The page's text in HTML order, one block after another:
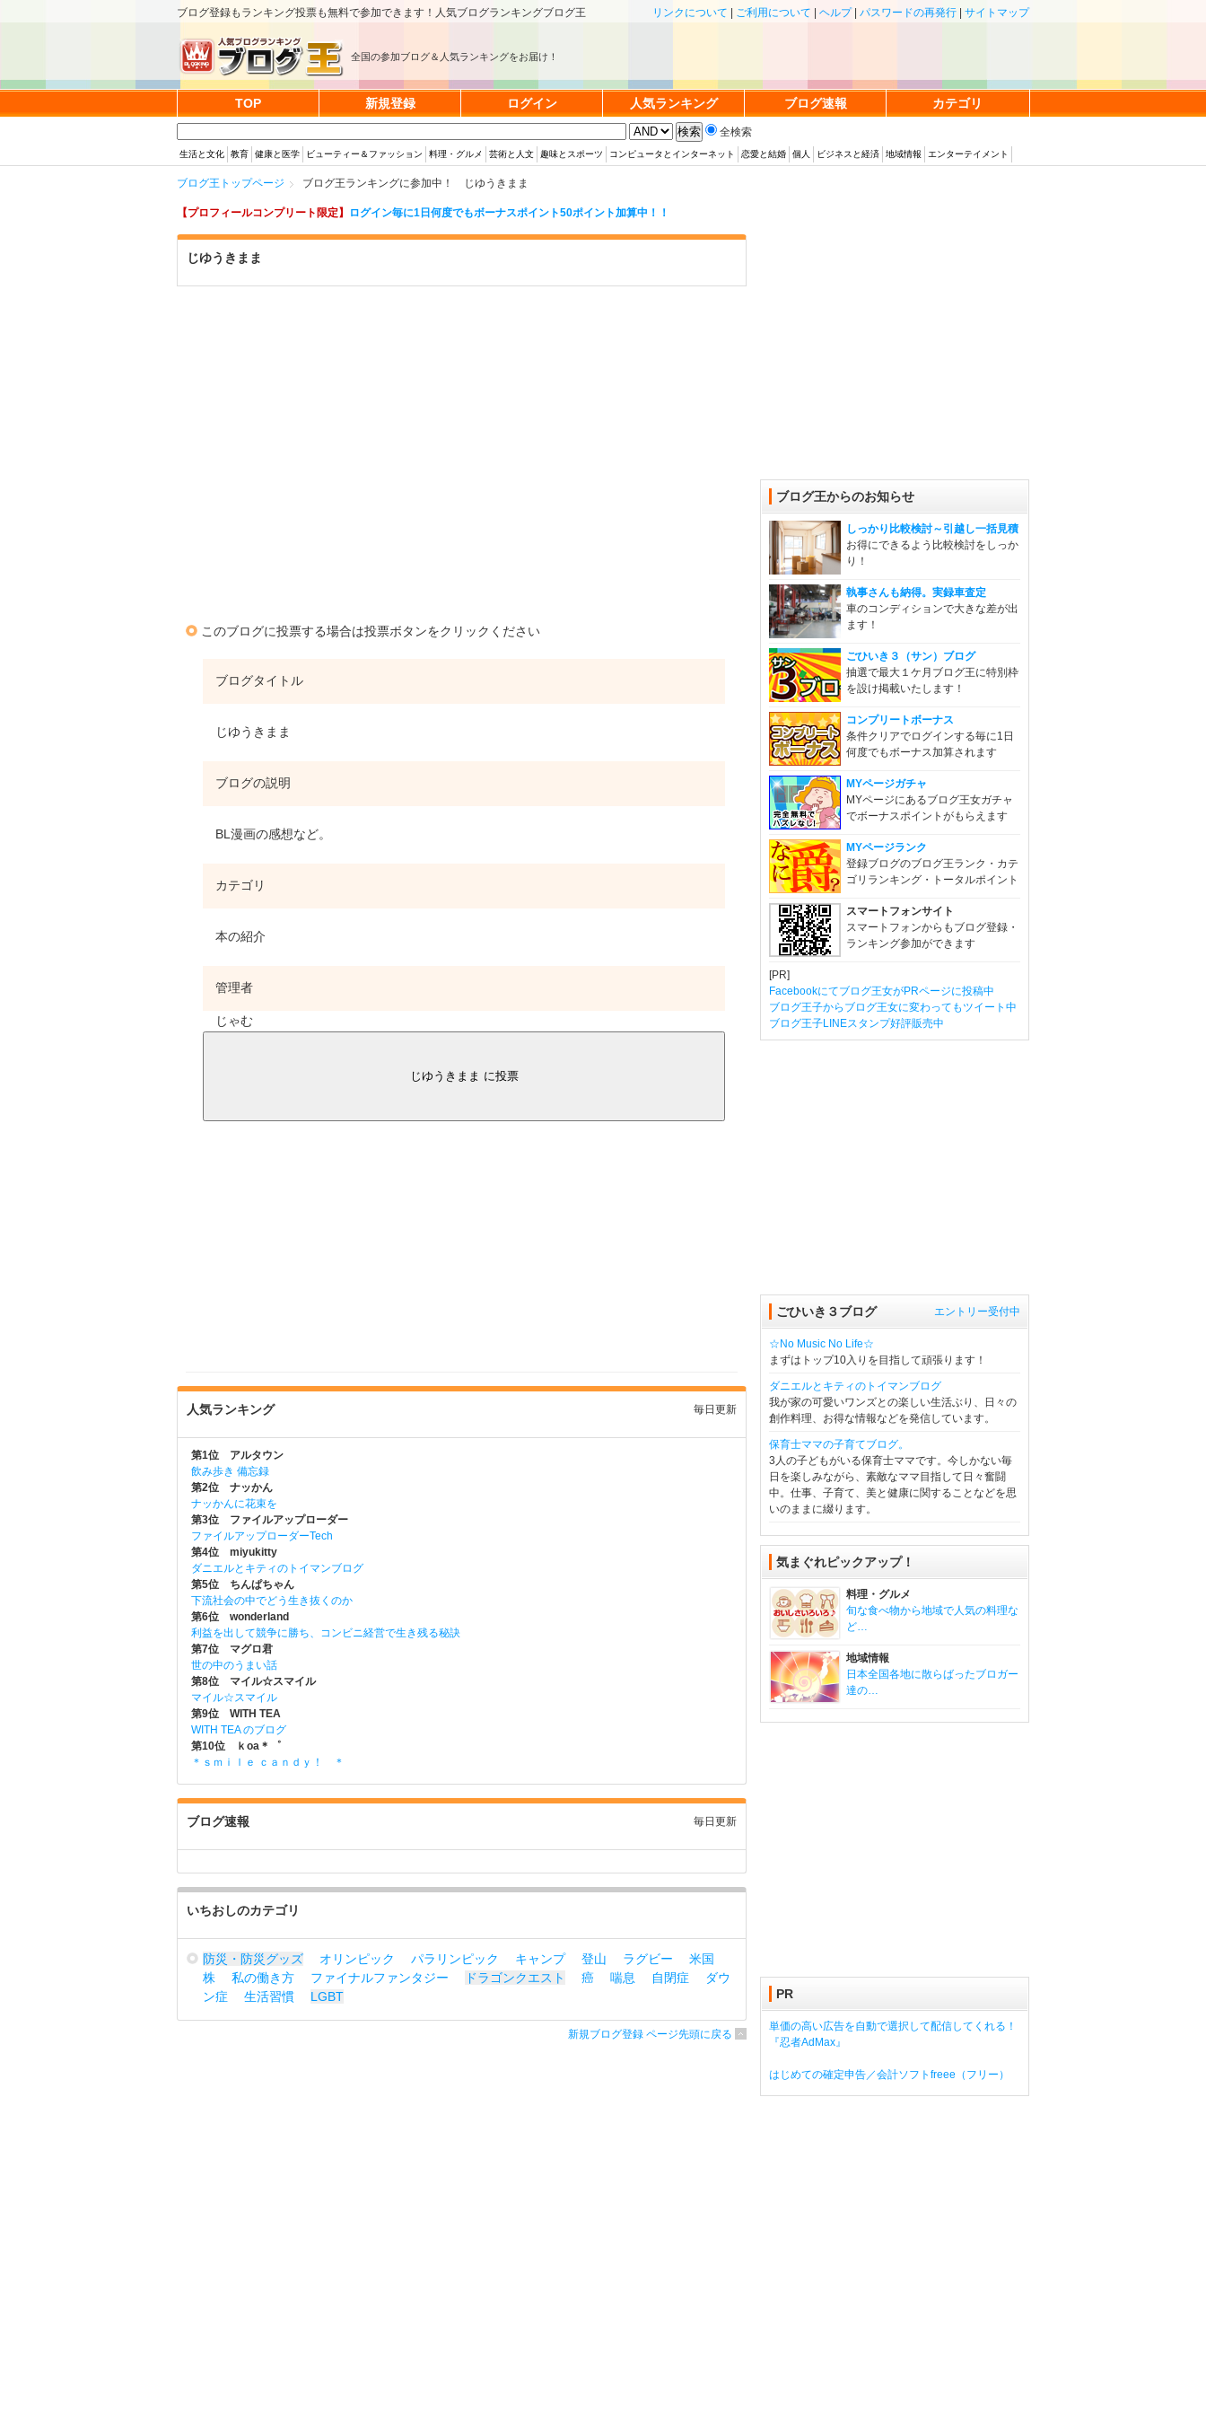
ブログ登録もランキング投票も無料で参加できます！人気ブログランキングブログ王 リンクについて ご利用について ヘルプ| パスワードの再発行 サイトマップ
全国の参加ブログ＆人気ランキングをお届け！
TOP 新規登録 ログイン 人気ランキング ブログ速報 カテゴリ
全検索
生活と文化 教育 健康と医学 ビューティー＆ファッション 料理・グルメ 芸術と人文 趣味とスポーツ コンピュータとインターネット 恋愛と結婚 個人 ビジネスと経済 地域情報 エンターテイメント
ブログ王トップページ ブログ王ランキングに参加中！ じゆうきまま
【プロフィールコンプリート限定】 ログイン毎に1日何度でもボーナスポイント50ポイント加算中！！
じゆうきまま
このブログに投票する場合は投票ボタンをクリックください
ブログタイトル
じゆうきまま
ブログの説明
BL漫画の感想など。
カテゴリ
本の紹介
管理者
じゃむ
人気ランキング 毎日更新
第1位 アルタウン
飲み歩き 備忘録
第2位 ナッかん
ナッかんに花束を
第3位 ファイルアップローダー
ファイルアップローダーTech
第4位 miyukitty
ダニエルとキティのトイマンブログ
第5位 ちんぱちゃん
下流社会の中でどう生き抜くのか
第6位 wonderland
利益を出して競争に勝ち、コンビニ経営で生き残る秘訣
第7位 マグロ君
世の中のうまい話
第8位 マイル☆スマイル
マイル☆スマイル
第9位 WITH TEA
WITH TEA のブログ
第10位 ｋoa＊゜
＊ｓｍｉｌｅ ｃａｎｄｙ！ ＊
ブログ速報 毎日更新
いちおしのカテゴリ
防災・防災グッズ オリンピック パラリンピック キャンプ 登山 ラグビー
米国
株
私の働き方 ファイナルファンタジー ドラゴンクエスト 癌 喘息 自閉症
ダウ
ン症
生活習慣 LGBT
新規ブログ登録 ページ先頭に戻る
ブログ王からのお知らせ
しっかり比較検討～引越し一括見積
お得にできるよう比較検討をしっか
り！
執事さんも納得。実録車査定
車のコンディションで大きな差が出
ます！
ごひいき３（サン）ブログ
抽選で最大１ケ月ブログ王に特別枠
を設け掲載いたします！
コンプリートボーナス
条件クリアでログインする毎に1日
何度でもボーナス加算されます
MYページガチャ
MYページにあるブログ王女ガチャ
でボーナスポイントがもらえます
MYページランク
登録ブログのブログ王ランク・カテ
ゴリランキング・トータルポイント
スマートフォンサイト
スマートフォンからもブログ登録・
ランキング参加ができます
[PR]
Facebookにてブログ王女がPRページに投稿中
ブログ王子からブログ王女に変わってもツイート中
ブログ王子LINEスタンプ好評販売中
エントリー受付中
ごひいき３ブログ
☆No Music No Life☆
まずはトップ10入りを目指して頑張ります！
ダニエルとキティのトイマンブログ
我が家の可愛いワンズとの楽しい生活ぶり、日々の
創作料理、お得な情報などを発信しています。
保育士ママの子育てブログ。
3人の子どもがいる保育士ママです。今しかない毎
日を楽しみながら、素敵なママ目指して日々奮闘
中。仕事、子育て、美と健康に関することなどを思
いのままに綴ります。
気まぐれピックアップ！
料理・グルメ
旬な食べ物から地域で人気の料理な
ど…
地域情報
日本全国各地に散らばったブロガー
達の…
PR
単価の高い広告を自動で選択して配信してくれる！
『忍者AdMax』
はじめての確定申告／会計ソフトfreee（フリー）